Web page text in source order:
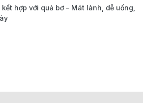
hợp với quả bơ – Mát lành, dễ uống,